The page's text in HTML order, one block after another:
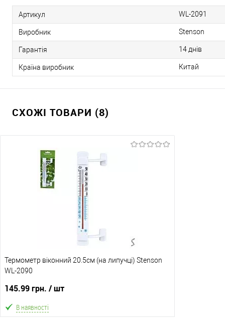
Артикул WL-2091
Виробник Stenson
Гарантія 14 днів
Країна виробник Китай
СХОЖІ ТОВАРИ (8)
Термометр віконний 20.5см (на липучці) Stenson
WL-2090
145.99 грн. / шт
В наявності